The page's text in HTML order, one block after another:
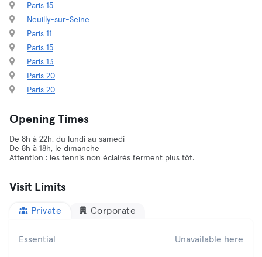
Paris 15
Neuilly-sur-Seine
Paris 11
Paris 15
Paris 13
Paris 20
Paris 20
Opening Times
De 8h à 22h, du lundi au samedi
De 8h à 18h, le dimanche
Attention : les tennis non éclairés ferment plus tôt.
Visit Limits
Private Corporate
Essential Unavailable here